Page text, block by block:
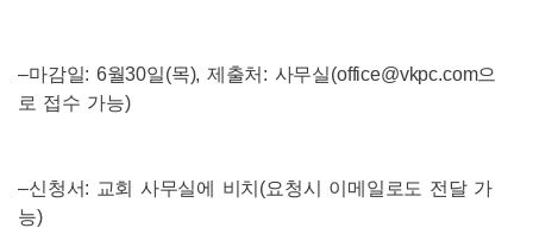
–마감일: 6월30일(목), 제출처 : 사무실(office@vkpc.com으
로 접수 가능)
–신청서: 교회 사무실에 비치 (요청시 이메일로도 전달 가
능)